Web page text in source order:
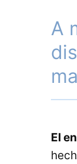
A
El